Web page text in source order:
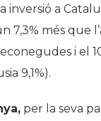
inversió a
més que
i el
9,1%).
per la seva